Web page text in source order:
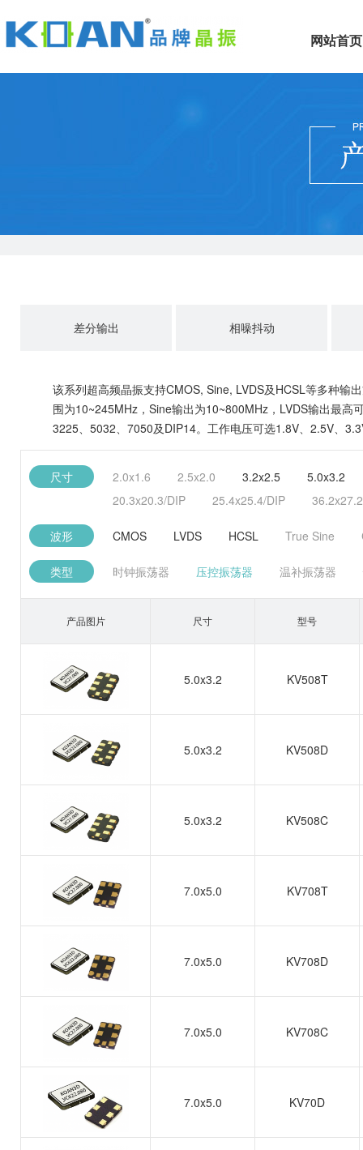
网站首页
差分输出 相噪抖动
该系列超高频晶振支持CMOS, Sine, LVDS及HCSL等多种输
围为10~245MHz，Sine输出为10~800MHz，LVDS输出最
3225、5032、7050及DIP14。工作电压可选1.8V、2.5V
尺寸 2.0x1.6 2.5x2.0 3.2x2.5
5.0x3.2
20.3x20.3/DIP
25.4x25.4/DIP
波形 CMOS LVDS HCSL True Sine
类型 时钟振荡器 压控振荡器 温补振荡器
产品图片 尺寸 型号
5.0x3.2 KV508T
5.0x3.2 KV508D
5.0x3.2 KV508C
7.0x5.0 KV708T
7.0x5.0 KV708D
7.0x5.0 KV708C
7.0x5.0 KV70D